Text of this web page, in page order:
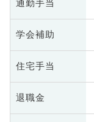
通勤手当
学会補助
住宅手当
退職金